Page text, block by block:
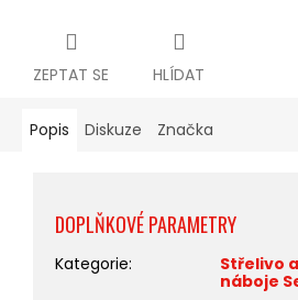
ZEPTAT SE HLÍDAT
Popis Diskuze Značka
DOPLŇKOVÉ PARAMETRY
Kategorie: Střelivo
náboje